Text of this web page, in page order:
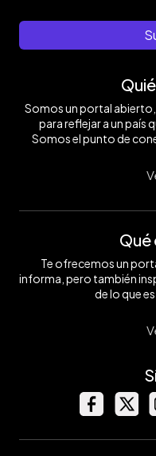
Somos un portal
para reflejar a un país
Somos el punto de
Te ofrecemos un
informa, pero también
de lo que